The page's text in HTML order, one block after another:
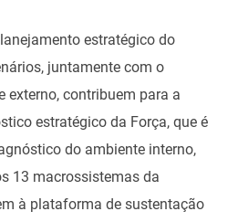
estratégico do
juntamente com o
externo, contribuem para a
estratégico da Força, que é
do ambiente interno,
13 macrossistemas da
à plataforma de sustentação